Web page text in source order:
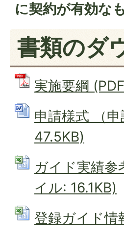
に契約が有効な
書類のダ
実施要綱
申請様式 （
47.5KB)
ガイド実績参
イル: 16.1KB)
登録ガイド情